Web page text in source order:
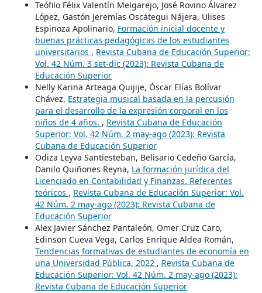
Teófilo Félix Valentín Melgarejo, José Rovino Álvarez
López, Gastón Jeremías Oscátegui Nájera, Ulises
Espinoza Apolinario, Formación inicial docente y
buenas prácticas pedagógicas de los estudiantes
universitarios , Revista Cubana de Educación Superior:
Vol. 42 Núm. 3 set-dic (2023): Revista Cubana de
Educación Superior
Nelly Karina Arteaga Quijije, Óscar Elías Bolívar
Chávez, Estrategia musical basada en la percusión
para el desarrollo de la expresión corporal en los
niños de 4 años. , Revista Cubana de Educación
Superior: Vol. 42 Núm. 2 may-ago (2023): Revista
Cubana de Educación Superior
Odiza Leyva Santiesteban, Belisario Cedeño García,
Danilo Quiñones Reyna, La formación jurídica del
Licenciado en Contabilidad y Finanzas. Referentes
teóricos , Revista Cubana de Educación Superior: Vol.
42 Núm. 2 may-ago (2023): Revista Cubana de
Educación Superior
Alex Javier Sánchez Pantaleón, Omer Cruz Caro,
Edinson Cueva Vega, Carlos Enrique Aldea Román,
Tendencias formativas de estudiantes de economía en
una Universidad Pública, 2022 , Revista Cubana de
Educación Superior: Vol. 42 Núm. 2 may-ago (2023):
Revista Cubana de Educación Superior